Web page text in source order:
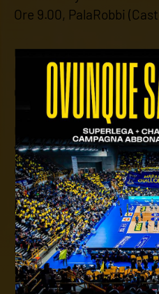
Ore 9.00, PalaRobbi
U14 Girone Silver - 7a
Bassano Volley-Verona
Ore 10.30, CMP Arena
U12 Misto 6x6 Girone S
Verona Volley
Ore 15.30, Palestra
U12 Misto 3x3 Girone H -
Arbizzano Volley-Verona
Ore 15.30, Palestra
Negrar di Verona, VR)